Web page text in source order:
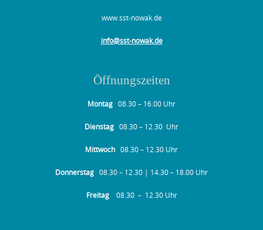
www.sst-nowak.de
info@sst-nowak.de
Öffnungszeiten
Montag 08.30 – 16.00 Uhr
Dienstag 08.30 – 12.30 Uhr
Mittwoch 08.30 – 12.30 Uhr
Donnerstag 08.30 – 12.30 | 14.30 – 18.00 Uhr
Freitag08.30 – 12.30 Uhr